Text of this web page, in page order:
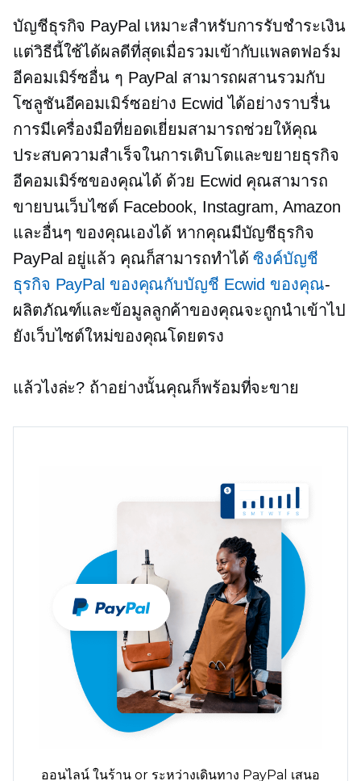
บัญชีธุรกิจ PayPal เหมาะสำหรับการรับชำระเงิน
แต่วิธีนี้ใช้ได้ผลดีที่สุดเมื่อรวมเข้ากับแพลตฟอร์ม
อีคอมเมิร์ซอื่น ๆ PayPal สามารถผสานรวมกับ
โซลูชันอีคอมเมิร์ซอย่าง Ecwid ได้อย่างราบรื่น
การมีเครื่องมือที่ยอดเยี่ยมสามารถช่วยให้คุณ
ประสบความสำเร็จในการเติบโตและขยายธุรกิจ
อีคอมเมิร์ซของคุณได้ ด้วย Ecwid คุณสามารถ
ขายบนเว็บไซต์ Facebook, Instagram, Amazon
และอื่นๆ ของคุณเองได้ หากคุณมีบัญชีธุรกิจ
PayPal อยู่แล้ว คุณก็สามารถทำได้ซิงค์บัญชี
ธุรกิจ PayPal ของคุณกับบัญชี Ecwid ของคุณ-
ผลิตภัณฑ์และข้อมูลลูกค้าของคุณจะถูกนำเข้าไป
ยังเว็บไซต์ใหม่ของคุณโดยตรง
แล้วไงล่ะ? ถ้าอย่างนั้นคุณก็พร้อมที่จะขาย
ออนไลน์ ในร้าน or ระหว่างเดินทาง PayPal เสนอ